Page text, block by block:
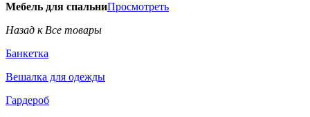
Мебель для спальниПросмотреть
Назад к Все товары
Банкетка
Вешалка для одежды
Гардероб